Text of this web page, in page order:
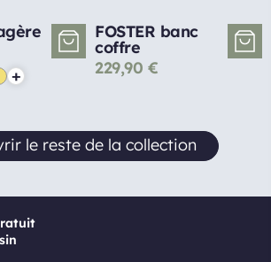
+
FOSTER banc
coffre
229,90 €
le reste de la collection